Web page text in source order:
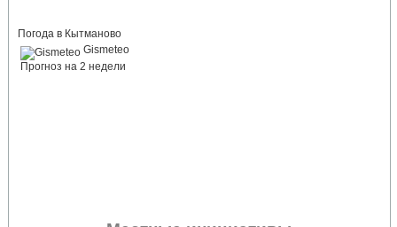
Погода в Кытманово
Gismeteo
Прогноз на 2 недели